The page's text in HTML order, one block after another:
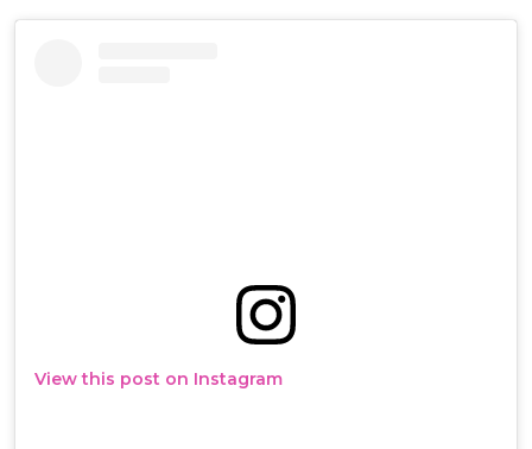
View this post on Instagram